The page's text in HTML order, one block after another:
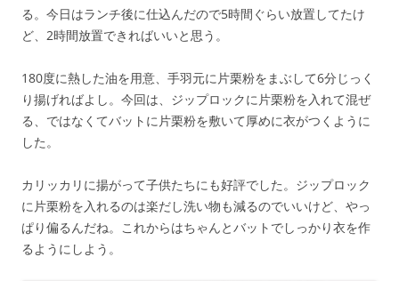
る。今日はランチ後に仕込んだので5時間ぐらい放置してたけ
ど、2時間放置できればいいと思う。
180度に熱した油を用意、手羽元に片栗粉をまぶして6分じっく
り揚げればよし。今回は、ジップロックに片栗粉を入れて混ぜ
る、ではなくてバットに片栗粉を敷いて厚めに衣がつくように
した。
カリッカリに揚がって子供たちにも好評でした。ジップロック
に片栗粉を入れるのは楽だし洗い物も減るのでいいけど、やっ
ぱり偏るんだね。これからはちゃんとバットでしっかり衣を作
るようにしよう。